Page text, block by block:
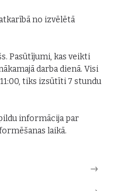
no izvēlētā
Pasūtījumi, kas veikti
darba dienā. Visi
tiks izsūtīti 7 stundu
informācija par
laikā.